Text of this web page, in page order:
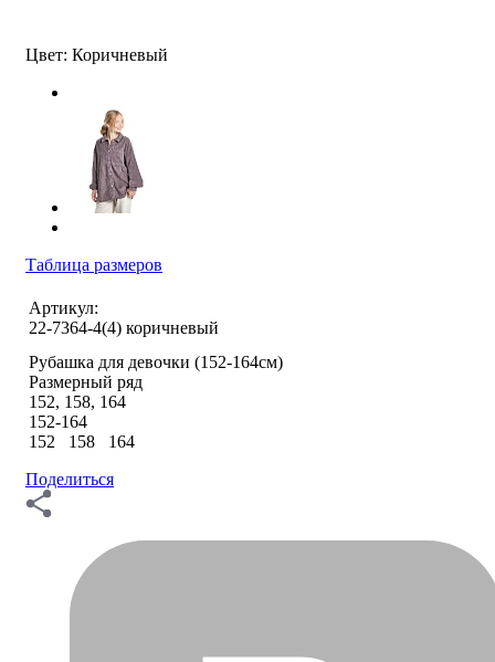
Цвет: Коричневый
Таблица размеров
Артикул:
22-7364-4(4) коричневый
Рубашка для девочки (152-164см)
Размерный ряд
152, 158, 164
152-164
152 158 164
Поделиться